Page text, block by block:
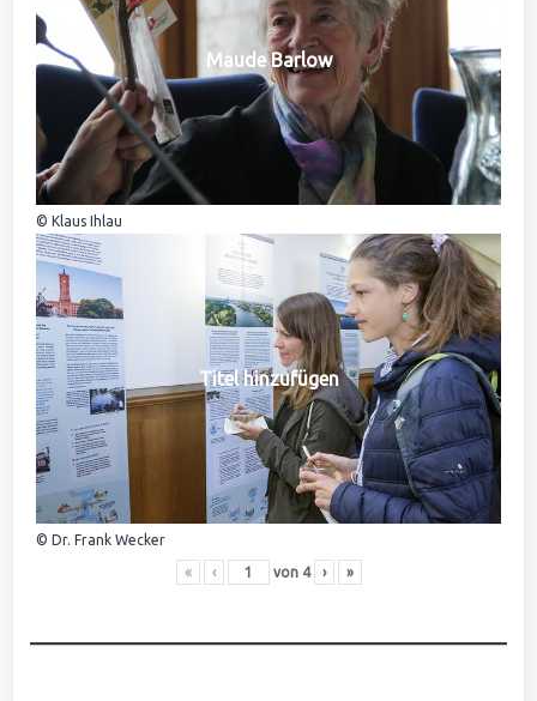
Maude Barlow
© Klaus Ihlau
Titel hinzufügen
© Dr. Frank Wecker
« ‹ von 4 › »